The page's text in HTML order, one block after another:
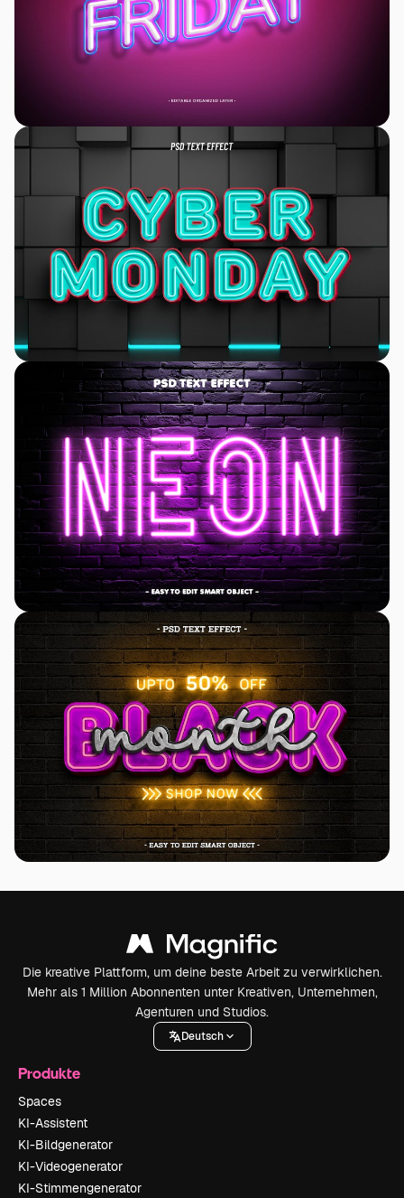
Die kreative Plattform, um deine beste Arbeit zu verwirklichen.
Mehr als 1 Million Abonnenten unter Kreativen, Unternehmen,
Agenturen und Studios.
Deutsch
Produkte
Spaces
KI-Assistent
KI-Bildgenerator
KI-Videogenerator
KI-Stimmengenerator